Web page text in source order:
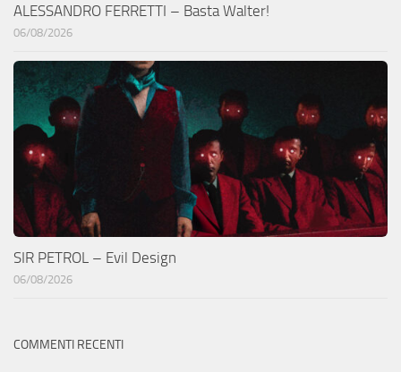
ALESSANDRO FERRETTI – Basta Walter!
06/08/2026
SIR PETROL – Evil Design
06/08/2026
COMMENTI RECENTI